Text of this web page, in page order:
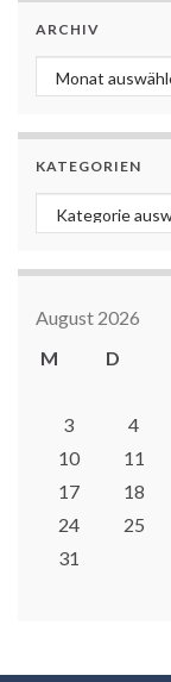
ARCHIV
Archiv
KATEGORIEN
Kategorien
August 2026
M
D
3
4
10
11
17
18
24
25
31